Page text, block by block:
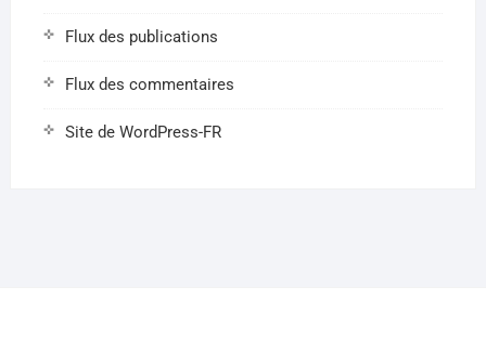
Flux des publications
Flux des commentaires
Site de WordPress-FR